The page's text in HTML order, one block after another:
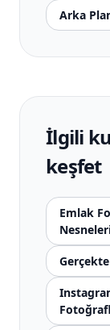
Arka
İlgili
keşfet
Emlak